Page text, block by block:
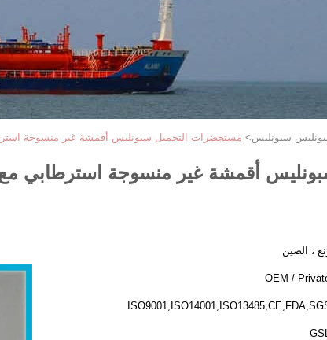
سبونليس> مستحضرات التجميل سبونليس أقمشة غير منسوجة
أقمشة غير منسوجة استرطابي مع
، الصين
OEM /